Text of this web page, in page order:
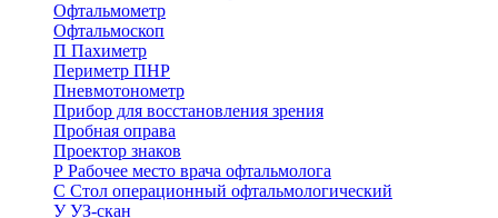
Офтальмометр
Офтальмоскоп
П Пахиметр
Периметр ПНР
Пневмотонометр
Прибор для восстановления зрения
Пробная оправа
Проектор знаков
Р Рабочее место врача офтальмолога
С Стол операционный офтальмологический
УУЗ-скан